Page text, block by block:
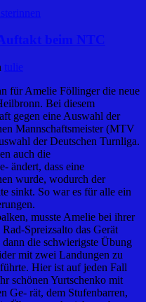
beim NTC
tulie
für Amelie Föllinger die neue
Bei diesem
gegen eine Auswahl der
Mannschaftsmeister (MTV
der Deutschen Turnliga.
auch die
ändert, dass eine
wurde, wodurch der
sinkt. So war es für alle ein
musste Amelie bei ihrer
Spreizsalto das Gerät
die schwierigste Übung
mit zwei Landungen zu
Hier ist auf jeden Fall
schönen Yurtschenko mit
Ge- rät, dem Stufenbarren,